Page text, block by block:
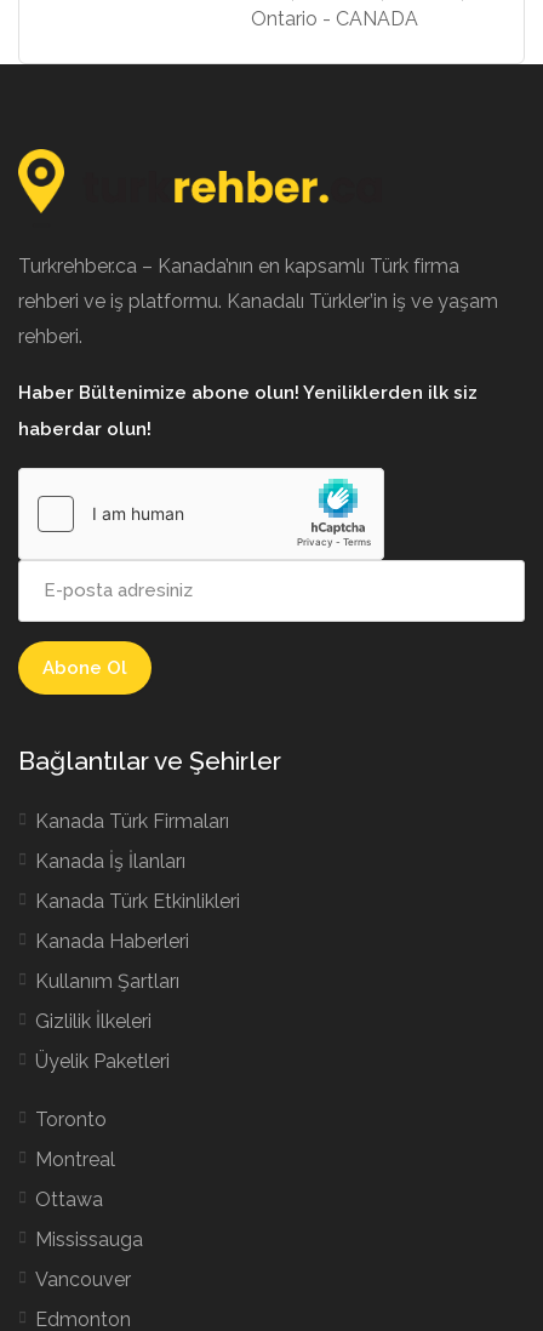
Ontario - CANADA
Turkrehber.ca – Kanada’nın en kapsamlı Türk firma
rehberi ve iş platformu. Kanadalı Türkler’in iş ve yaşam
rehberi.
Haber Bültenimize abone olun! Yeniliklerden ilk siz
haberdar olun!
Bağlantılar ve Şehirler
Kanada Türk Firmaları
Kanada İş İlanları
Kanada Türk Etkinlikleri
Kanada Haberleri
Kullanım Şartları
Gizlilik İlkeleri
Üyelik Paketleri
Toronto
Montreal
Ottawa
Mississauga
Vancouver
Edmonton